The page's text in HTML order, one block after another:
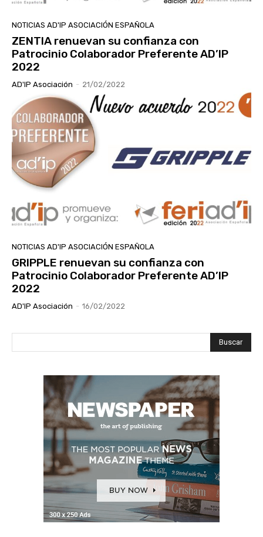
NOTICIAS AD'IP ASOCIACIÓN ESPAÑOLA
ZENTIA renuevan su confianza con
Patrocinio Colaborador Preferente AD’IP
2022
AD'IP Asociación - 21/02/2022
NOTICIAS AD'IP ASOCIACIÓN ESPAÑOLA
GRIPPLE renuevan su confianza con
Patrocinio Colaborador Preferente AD’IP
2022
AD'IP Asociación - 16/02/2022
Buscar